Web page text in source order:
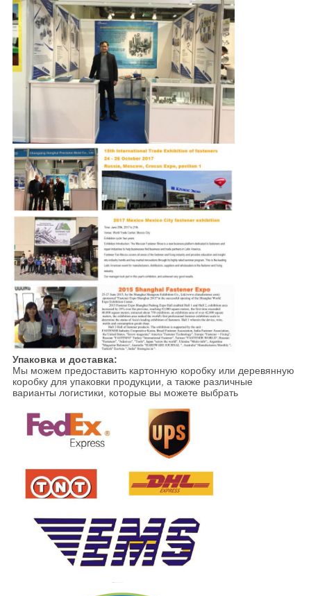
Упаковка и доставка:
Мы можем предоставить картонную коробку или деревянную
коробку для упаковки продукции, а также различные
варианты логистики, которые вы можете выбрать